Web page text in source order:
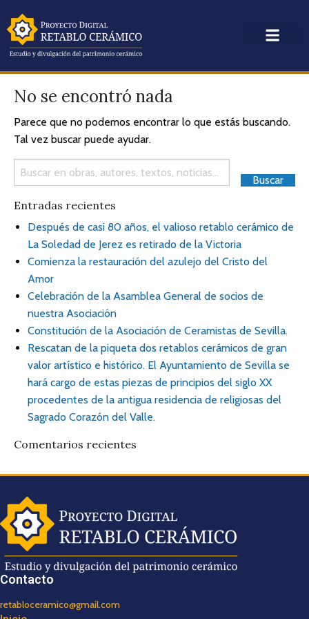
No se encontró nada
Parece que no podemos encontrar lo que estás buscando.
Tal vez buscar puede ayudar.
Entradas recientes
Después de casi 80 años, el valioso retablo cerámico de
La Soledad de Jerez es retirado de la Victoria
Comienza la restauración del azulejo del Cristo del
Amor
Celebración de la Asamblea General de socios de
nuestra Asociación
Constitución de la Asociación de Ceramistas de Sevilla.
Rescatan de la piqueta dos retablos cerámicos de gran
valor artístico e histórico. El Ayuntamiento de Sevilla se
hará cargo de estas piezas de principios del siglo XX
procedentes de la antigua residencia de religiosas del
Sagrado Corazón del Valle.
Comentarios recientes
Contacto
retabloceramico@gmail.com